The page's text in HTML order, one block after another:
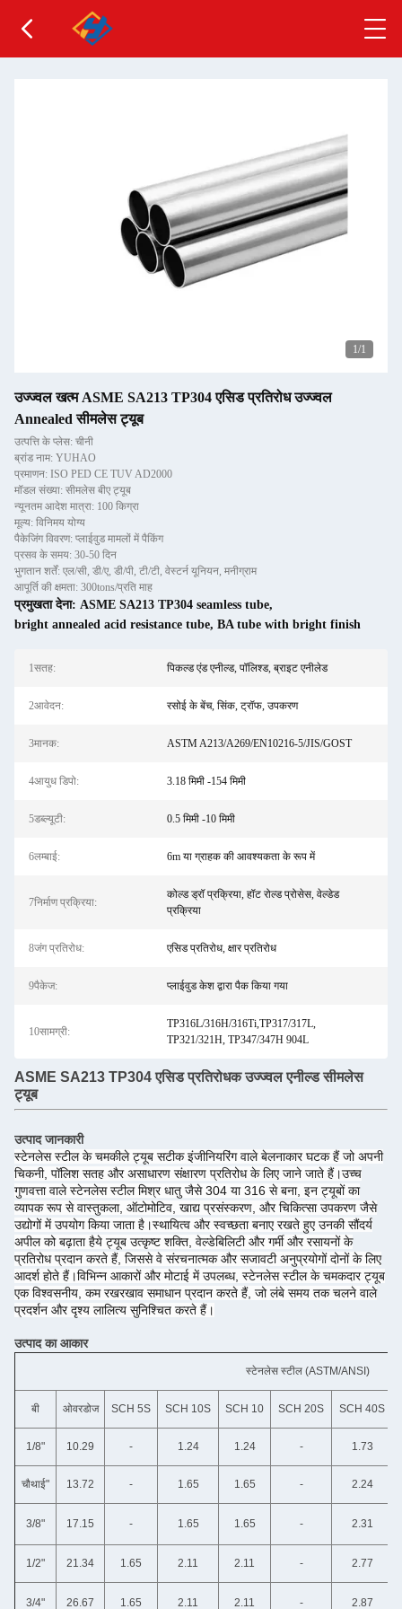
1/1
उज्ज्वल खत्म ASME SA213 TP304 एसिड प्रतिरोध उज्ज्वल
Annealed सीमलेस ट्यूब
उत्पत्ति के प्लेस: चीनी
ब्रांड नाम: YUHAO
प्रमाणन: ISO PED CE TUV AD2000
मॉडल संख्या: सीमलेस बीए ट्यूब
न्यूनतम आदेश मात्रा: 100 किग्रा
मूल्य: विनिमय योग्य
पैकेजिंग विवरण: प्लाईवुड मामलों में पैकिंग
प्रसव के समय: 30-50 दिन
भुगतान शर्तें: एल/सी, डी/ए, डी/पी, टी/टी, वेस्टर्न यूनियन, मनीग्राम
आपूर्ति की क्षमता: 300tons/प्रति माह
प्रमुखता देना: ASME SA213 TP304 seamless tube,
bright annealed acid resistance tube, BA tube with bright finish
1सतह: पिकल्ड एंड एनील्ड, पॉलिश्ड, ब्राइट एनीलेड
2आवेदन: रसोई के बेंच, सिंक, ट्रॉफ, उपकरण
3मानक: ASTM A213/A269/EN10216-5/JIS/GOST
4आयुध डिपो: 3.18 मिमी -154 मिमी
5डब्ल्यूटी: 0.5 मिमी -10 मिमी
6लम्बाई: 6m या ग्राहक की आवश्यकता के रूप में
7निर्माण प्रक्रिया:
कोल्ड ड्रॉ प्रक्रिया, हॉट रोल्ड प्रोसेस, वेल्डेड
प्रक्रिया
8जंग प्रतिरोध: एसिड प्रतिरोध, क्षार प्रतिरोध
9पैकेज: प्लाईवुड केश द्वारा पैक किया गया
10सामग्री:
TP316L/316H/316Ti,TP317/317L,
TP321/321H, TP347/347H 904L
ASME SA213 TP304 एसिड प्रतिरोधक उज्ज्वल एनील्ड सीमलेस
ट्यूब
उत्पाद जानकारी
स्टेनलेस स्टील के चमकीले ट्यूब सटीक इंजीनियरिंग वाले बेलनाकार घटक हैं जो अपनी
चिकनी, पॉलिश सतह और असाधारण संक्षारण प्रतिरोध के लिए जाने जाते हैं।उच्च
गुणवत्ता वाले स्टेनलेस स्टील मिश्र धातु जैसे 304 या 316 से बना, इन ट्यूबों का
व्यापक रूप से वास्तुकला, ऑटोमोटिव, खाद्य प्रसंस्करण, और चिकित्सा उपकरण जैसे
उद्योगों में उपयोग किया जाता है।स्थायित्व और स्वच्छता बनाए रखते हुए उनकी सौंदर्य
अपील को बढ़ाता हैये ट्यूब उत्कृष्ट शक्ति, वेल्डेबिलिटी और गर्मी और रसायनों के
प्रतिरोध प्रदान करते हैं, जिससे वे संरचनात्मक और सजावटी अनुप्रयोगों दोनों के लिए
आदर्श होते हैं।विभिन्न आकारों और मोटाई में उपलब्ध, स्टेनलेस स्टील के चमकदार ट्यूब
एक विश्वसनीय, कम रखरखाव समाधान प्रदान करते हैं, जो लंबे समय तक चलने वाले
प्रदर्शन और दृश्य लालित्य सुनिश्चित करते हैं।
उत्पाद का आकार
स्टेनलेस स्टील (ASTM/ANSI)
बी ओवरडोज SCH 5S SCH 10S SCH 10 SCH 20S SCH 40S
1/8" 10.29 - 1.24 1.24 - 1.73
चौथाई" 13.72 - 1.65 1.65 - 2.24
3/8" 17.15 - 1.65 1.65 - 2.31
1/2" 21.34 1.65 2.11 2.11 - 2.77
3/4" 26.67 1.65 2.11 2.11 - 2.87